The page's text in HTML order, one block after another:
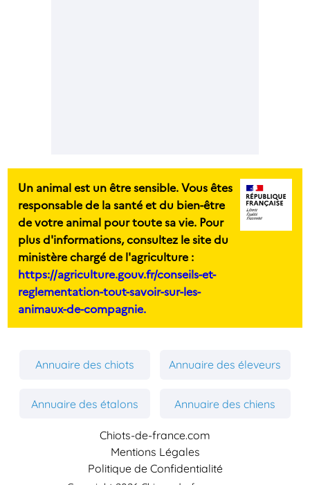
Un animal est un être sensible. Vous êtes
responsable de la santé et du bien-être
de votre animal pour toute sa vie. Pour
plus d'informations, consultez le site du
ministère chargé de l'agriculture :
https://agriculture.gouv.fr/conseils-et-
reglementation-tout-savoir-sur-les-
animaux-de-compagnie.
Annuaire des chiots Annuaire des éleveurs
Annuaire des étalons Annuaire des chiens
Chiots-de-france.com
Mentions Légales
Politique de Confidentialité